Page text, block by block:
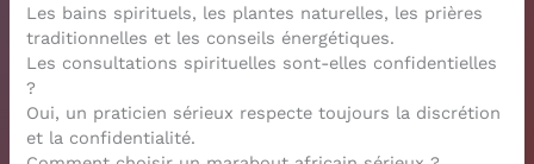
Les bains spirituels, les plantes naturelles, les prières
traditionnelles et les conseils énergétiques.
Les consultations spirituelles sont-elles confidentielles
?
Oui, un praticien sérieux respecte toujours la discrétion
et la confidentialité.